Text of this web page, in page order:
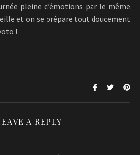
pleine d’émotions par le même
et on se prépare tout doucement
!
A REPLY